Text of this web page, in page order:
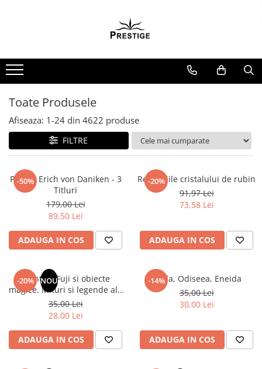
Noutati
Promotii
Spiritualitate - Ezoterism
AngelConnection
Arte Divinatorii
Chiromantie
Dezvoltare Spirituala
KidConnection
Minte Corp
New Illuminati Files
Numerologie
Paranormal
Parapsihologie
Audiobook
Toate Produsele
Afiseaza: 1-24 din 4622 produse
FILTRE
-50%
Pachet Erich von Daniken - 3
Titluri
179,00 Lei
89,50 Lei
ADAUGA IN COS
-20%
Revelatiile cristalului de rubin
91,97 Lei
73,58 Lei
ADAUGA IN COS
-20% NOU
Muntele Fuji si obiecte
magice. Mituri si legende ale
Japoniei
35,00 Lei
28,00 Lei
ADAUGA IN COS
-14%
Iliada, Odiseea, Eneida
35,00 Lei
30,00 Lei
ADAUGA IN COS